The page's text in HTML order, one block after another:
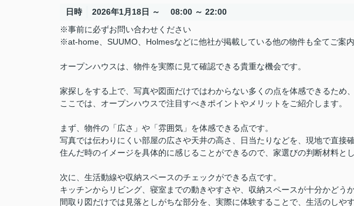
日時
2026年1月18日 ～ 08:00 ～ 22:00
※事前に必ずお問い合わせください
※at-home、SUUMO、Holmesなどに他社が掲載している他の物件も全てご案
オープンハウスは、物件を実際に見て確認できる貴重な機会です。
家探しをする上で、写真や図面だけではわからない多くの点を体感できるため
ここでは、オープンハウスで注目すべきポイントやメリットをご紹介します。
まず、物件の「広さ」や「雰囲気」を体感できる点です。
写真では伝わりにくい部屋の広さや天井の高さ、日当たりなどを、現地で直接確
住んだ時のイメージを具体的に感じることができるので、家選びの判断材料と
次に、生活動線や収納スペースのチェックができる点です。
キッチンからリビング、寝室までの動きやすさや、収納スペースが十分かどう
間取り図だけでは見落としがちな部分を、実際に体験することで、生活のしや